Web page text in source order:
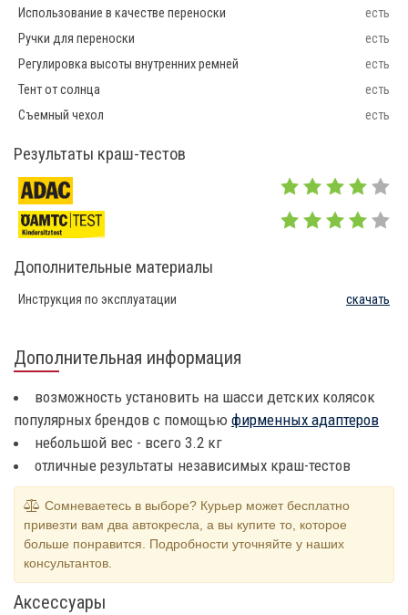
Использование в качестве переноски
есть
Ручки для переноски
есть
Регулировка высоты внутренних ремней
есть
Тент от солнца
есть
Съемный чехол
есть
Результаты краш-тестов
Дополнительные материалы
Инструкция по эксплуатации скачать
Дополнительная информация
возможность установить на шасси детских колясок
популярных брендов с помощью фирменных адаптеров
небольшой вес - всего 3.2 кг
отличные результаты независимых краш-тестов
Сомневаетесь в выборе? Курьер может бесплатно
привезти вам два автокресла, а вы купите то, которое
больше понравится. Подробности уточняйте у наших
консультантов.
Аксессуары